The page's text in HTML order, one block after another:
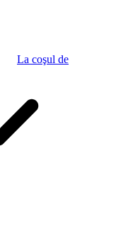
La coşul de